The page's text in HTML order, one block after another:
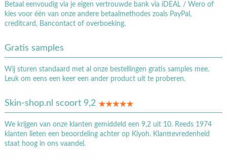
Betaal eenvoudig via je eigen vertrouwde bank via iDEAL / Wero of
kies voor één van onze andere betaalmethodes zoals PayPal,
creditcard, Bancontact of overboeking.
Gratis samples
Wij sturen standaard met al onze bestellingen gratis samples mee.
Leuk om eens een keer een ander product uit te proberen.
Skin-shop.nl scoort 9,2
We krijgen van onze klanten gemiddeld een 9,2 uit 10. Reeds 1974
klanten lieten een beoordeling achter op Kiyoh. Klanttevredenheid
staat hoog in ons vaandel.